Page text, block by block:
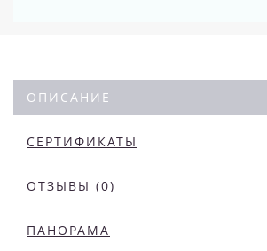
ОПИСАНИЕ
СЕРТИФИКАТЫ
ОТЗЫВЫ (0)
ПАНОРАМА